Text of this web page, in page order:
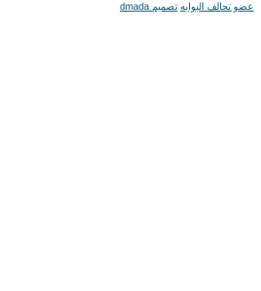
عضو تحالف البوابه تصميم dmada